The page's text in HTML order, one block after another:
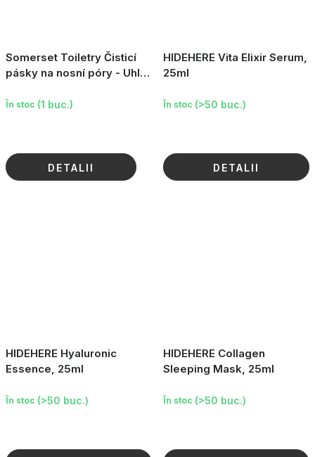
Somerset Toiletry Čisticí
pásky na nosní póry - Uhlí,
În stoc (1 buc.)
DETALII
HIDEHERE Vita Elixir Serum,
25ml
În stoc (>50 buc.)
DETALII
HIDEHERE Hyaluronic
Essence, 25ml
În stoc (>50 buc.)
HIDEHERE Collagen
Sleeping Mask, 25ml
În stoc (>50 buc.)